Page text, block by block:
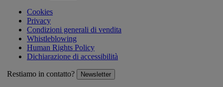
Cookies
Privacy
Condizioni generali di vendita
Whistleblowing
Human Rights Policy
Dichiarazione di accessibilità
Restiamo in contatto? Newsletter